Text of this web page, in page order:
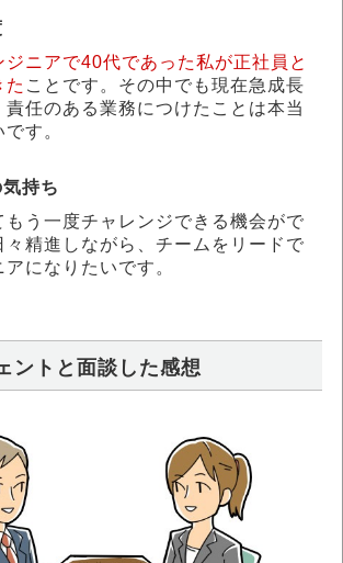
ジニアで40代であった私が正社員と
た ことです。その中でも現在急成長
責任のある業務につけたことは本当
す。
持ち
もう一度チャレンジできる機会がで
々精進しながら、チームをリードで
になりたいです。
ントと面談した感想